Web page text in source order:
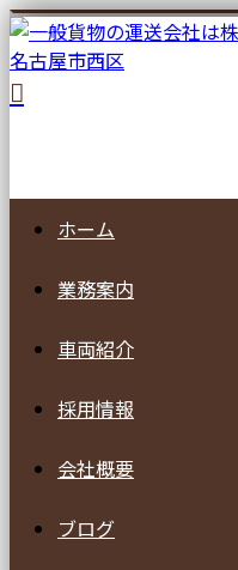
ホーム
業務案内
車両紹介
採用情報
会社概要
ブログ